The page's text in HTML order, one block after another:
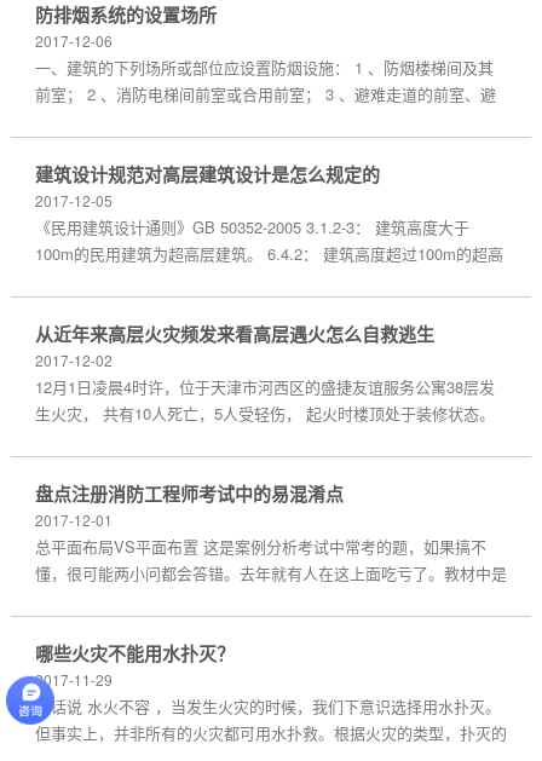
防排烟系统的设置场所
2017-12-06
一、建筑的下列场所或部位应设置防烟设施： 1 、防烟楼梯间及其
前室； 2 、消防电梯间前室或合用前室； 3 、避难走道的前室、避
建筑设计规范对高层建筑设计是怎么规定的
2017-12-05
《民用建筑设计通则》GB 50352-2005 3.1.2-3： 建筑高度大于
100m的民用建筑为超高层建筑。 6.4.2： 建筑高度超过100m的超高
从近年来高层火灾频发来看高层遇火怎么自救逃生
2017-12-02
12月1日凌晨4时许，位于天津市河西区的盛捷友谊服务公寓38层发
生火灾， 共有10人死亡，5人受轻伤， 起火时楼顶处于装修状态。
盘点注册消防工程师考试中的易混淆点
2017-12-01
总平面布局VS平面布置 这是案例分析考试中常考的题，如果搞不
懂，很可能两小问都会答错。去年就有人在这上面吃亏了。教材中是
哪些火灾不能用水扑灭？
2017-11-29
俗话说 水火不容 ，当发生火灾的时候，我们下意识选择用水扑灭。
但事实上，并非所有的火灾都可用水扑救。根据火灾的类型，扑灭的